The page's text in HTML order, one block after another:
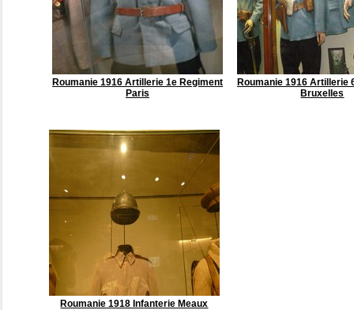
Roumanie 1916 Artillerie 1e Regiment
Paris
Roumanie 1916 Artillerie
Bruxelles
Roumanie 1918 Infanterie Meaux